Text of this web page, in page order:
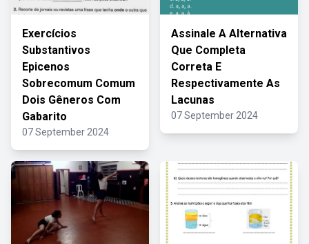
Exercícios
Substantivos
Epicenos
Sobrecomum Comum
Dois Gêneros Com
Gabarito
07 September 2024
Assinale A Alternativa
Que Completa
Correta E
Respectivamente As
Lacunas
07 September 2024